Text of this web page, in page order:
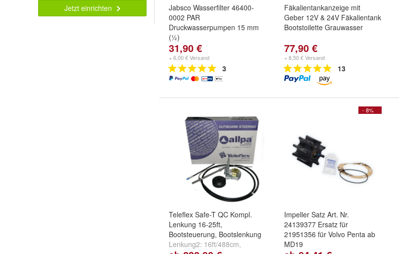
Jetzt einrichten
Jabsco Wasserfilter 46400-
0002 PAR
Druckwasserpumpen 15 mm
(½)
31,90 €
+ 6,00 € Versand
3
Fäkalientankanzeige mit
Geber 12V & 24V Fäkalientank
Bootstoilette Grauwasser
77,90 €
+ 8,50 € Versand
13
Teleflex Safe-T QC Kompl.
Lenkung 16-25ft,
Bootsteuerung, Bootslenkung
Lenkung2: 16ft/488cm,
- 8%
Impeller Satz Art. Nr.
24139377 Ersatz für
21951356 für Volvo Penta ab
MD19